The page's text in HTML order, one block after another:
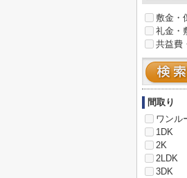
敷金・
礼金・
共益費
間取り
ワンル
1DK
2K
2LDK
3DK